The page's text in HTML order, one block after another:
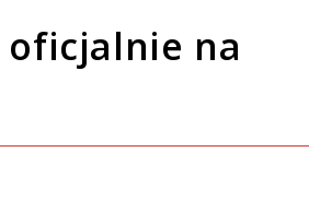
oficjalnie na